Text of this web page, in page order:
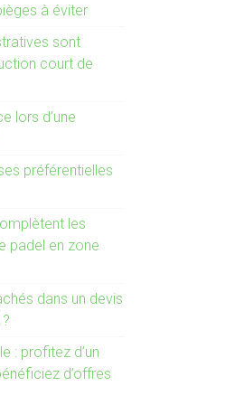
à éviter
sont
court de
lors d’une
préférentielles
les
padel en zone
dans un devis
: profitez d’un
d’offres